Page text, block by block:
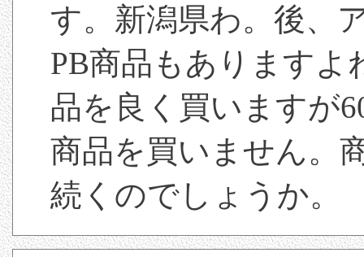
す。新潟県わ。後、
PB商品もありますよ
品を良く買いますが
商品を買いません。
続くのでしょうか。